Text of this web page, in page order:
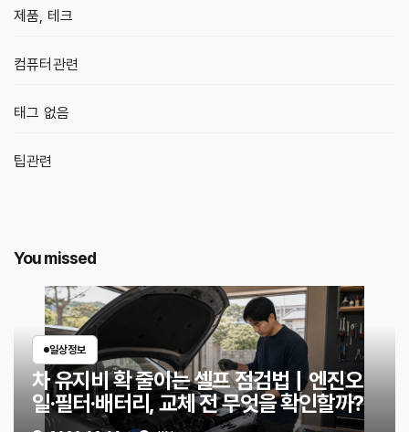
제품, 테크
컴퓨터관련
태그 없음
팁관련
You missed
일상정보
차 유지비 확 줄이는 셀프 점검법｜엔진오
일·필터·배터리, 교체 전 무엇을 확인할까?